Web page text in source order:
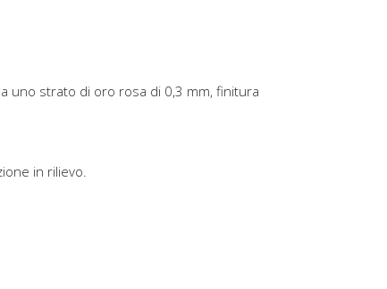
uno strato di oro rosa di 0,3 mm, finitura
in rilievo.